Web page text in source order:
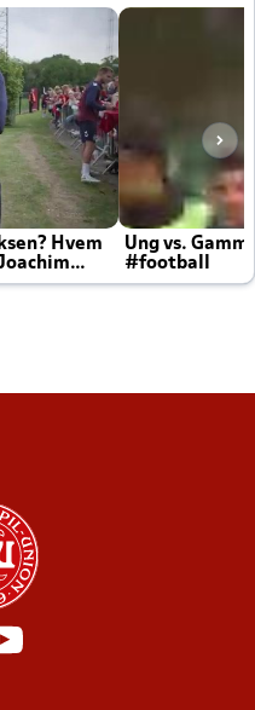
Hvem
Ung vs.
#football